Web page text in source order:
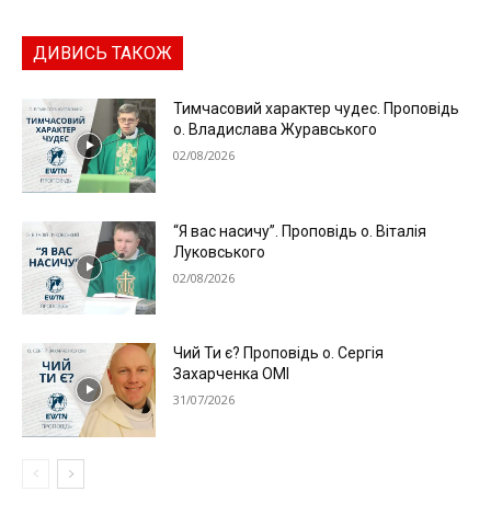
ДИВИСЬ ТАКОЖ
Тимчасовий характер чудес. Проповідь
о. Владислава Журавського
02/08/2026
“Я вас насичу”. Проповідь о. Віталія
Луковського
02/08/2026
Чий Ти є? Проповідь о. Сергія
Захарченка ОМІ
31/07/2026